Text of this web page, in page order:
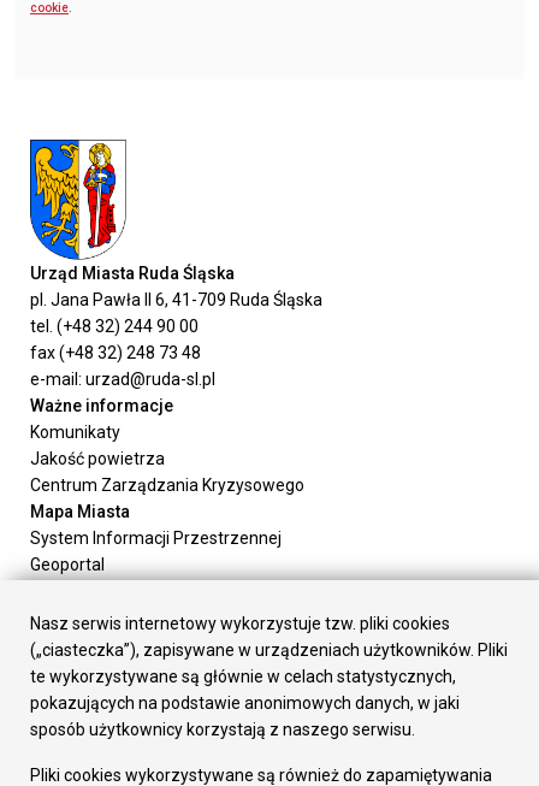
cookie.
Urząd Miasta Ruda Śląska
pl. Jana Pawła II 6, 41-709 Ruda Śląska
tel. (+48 32) 244 90 00
fax (+48 32) 248 73 48
e-mail: urzad@ruda-sl.pl
Ważne informacje
Komunikaty
Jakość powietrza
Centrum Zarządzania Kryzysowego
Mapa Miasta
System Informacji Przestrzennej
Geoportal
Załatw sprawę
Prezydent Miasta
Rada Miasta
Wydziały
Elektroniczna Skrzynka Podawcza
Gospodarka
Nasz serwis internetowy wykorzystuje tzw. pliki cookies
(„ciasteczka”), zapisywane w urządzeniach użytkowników. Pliki
te wykorzystywane są głównie w celach statystycznych,
pokazujących na podstawie anonimowych danych, w jaki
sposób użytkownicy korzystają z naszego serwisu.
Pliki cookies wykorzystywane są również do zapamiętywania